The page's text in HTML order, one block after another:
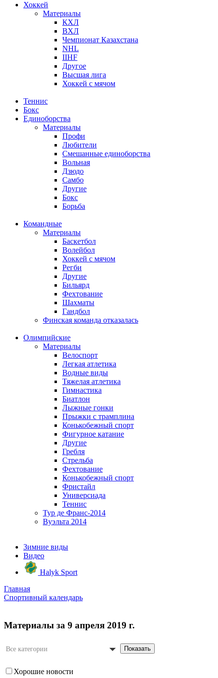
Хоккей
Материалы
КХЛ
ВХЛ
Чемпионат Казахстана
NHL
IIHF
Другое
Высшая лига
Хоккей с мячом
Теннис
Бокс
Единоборства
Материалы
Профи
Любители
Смешанные единоборства
Вольная
Дзюдо
Самбо
Другие
Бокс
Борьба
Командные
Материалы
Баскетбол
Волейбол
Хоккей с мячом
Регби
Другие
Бильярд
Фехтование
Шахматы
Гандбол
Финская команда отказалась
Олимпийские
Материалы
Велоспорт
Легкая атлетика
Водные виды
Тяжелая атлетика
Гимнастика
Биатлон
Лыжные гонки
Прыжки с трамплина
Конькобежный спорт
Фигурное катание
Другие
Гребля
Стрельба
Фехтование
Конькобежный спорт
Фристайл
Универсиада
Теннис
Тур де Франс-2014
Вуэльта 2014
Зимние виды
Видео
Halyk Sport
Главная
Спортивный календарь
Материалы за 9 апреля 2019 г.
Все категории Показать
Хорошие новости